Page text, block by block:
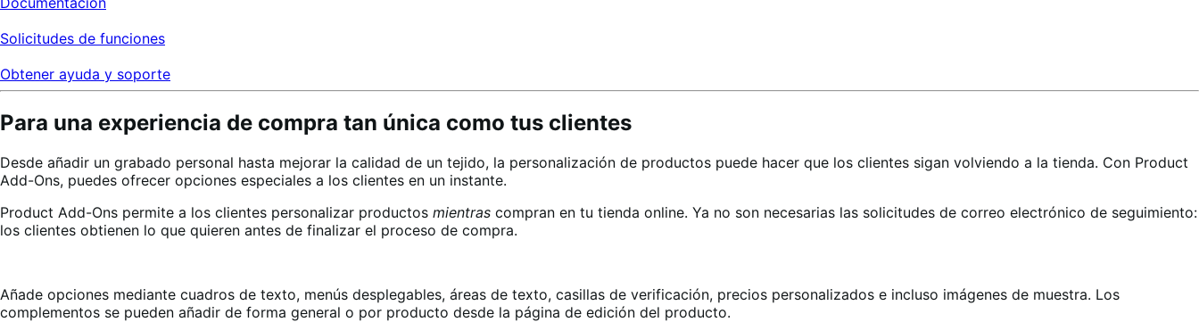
Solicitudes de funciones
Obtener ayuda y soporte
Para una experiencia de compra tan única como tus clientes
Desde añadir un grabado personal hasta mejorar la calidad de un tejido, la personalización de productos puede hacer que los clientes sigan volviendo a la tienda. Con Product
Add-Ons, puedes ofrecer opciones especiales a los clientes en un instante.
Product Add-Ons permite a los clientes personalizar productos mientras compran en tu tienda online. Ya no son necesarias las solicitudes de correo electrónico de seguimiento:
los clientes obtienen lo que quieren antes de finalizar el proceso de compra.
Añade opciones mediante cuadros de texto, menús desplegables, áreas de texto, casillas de verificación, precios personalizados e incluso imágenes de muestra. Los
complementos se pueden añadir de forma general o por producto desde la página de edición del producto.